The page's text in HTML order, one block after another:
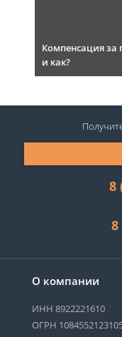
Компенсация за
и как?
О компании
ИНН 8922221610
ОГРН
8
8